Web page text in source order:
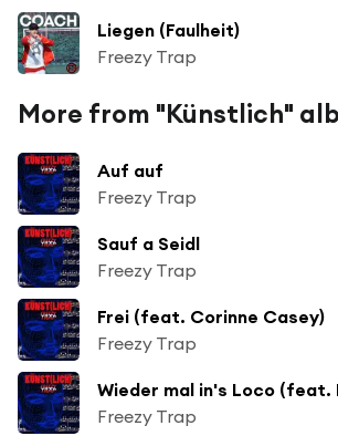
Liegen (Faulheit)
Freezy Trap
More from "Künstlich"
Auf auf
Freezy Trap
Sauf a Seidl
Freezy Trap
Frei (feat. Corinne Casey)
Freezy Trap
Wieder mal in's Loco (feat.
Freezy Trap